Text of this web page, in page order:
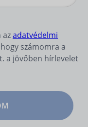
azadatvédelmi
számomra a
a jövőben hírlevelet